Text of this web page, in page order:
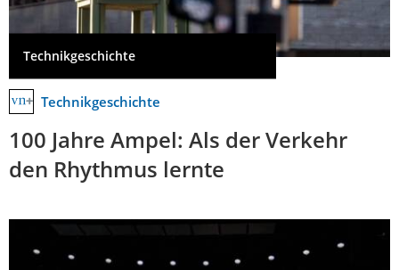
Technikgeschichte
Technikgeschichte
100 Jahre Ampel: Als der Verkehr
den Rhythmus lernte